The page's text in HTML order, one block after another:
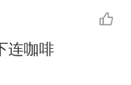
连咖啡
放菜刀的女孩，
回家”改写了
子，美国怕什